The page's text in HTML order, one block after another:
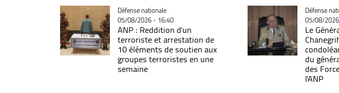
Catégorie
Défense nationale
05/08/2026 - 16:40
ANP : Reddition d'un
terroriste et arrestation de
10 éléments de soutien aux
groupes terroristes en une
semaine
Catégorie
Défense
05/08/
Le
du
des
l'ANP